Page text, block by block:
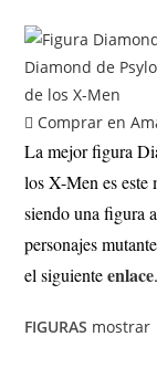
Comprar en
La mejor figura
los X-Men es este
siendo una figura
personajes
el siguienteenlace.
FIGURAS mostrar